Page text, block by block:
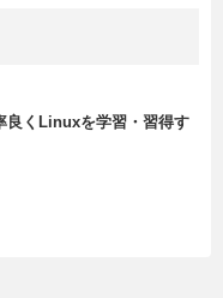
良くLinuxを学習・習得す